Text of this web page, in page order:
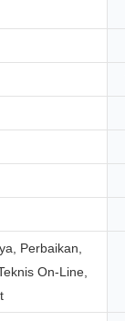
Perbaikan,
On-Line,